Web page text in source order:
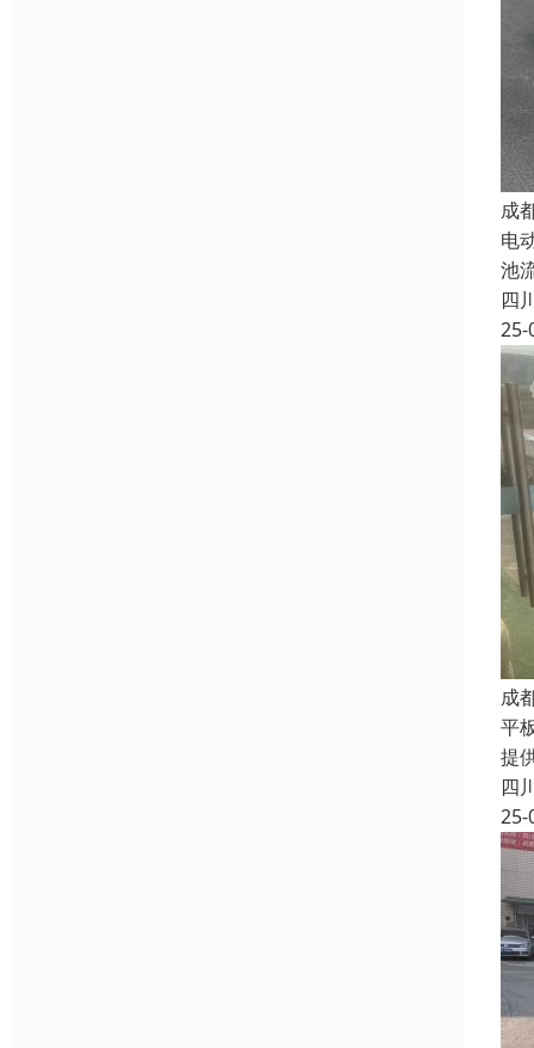
成
电
池
四
25-
成
平
提
四
25-